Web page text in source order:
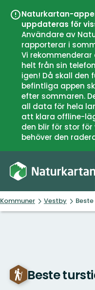
Naturkartan-
uppdateras för
Användare av
rapporterar i
Vi
helt från sin
igen! Då skall den
befintliga appen
efter sommaren.
all data för hela
att klara offline-
den blir för stor
behöver den
Kommuner Vestby
Beste